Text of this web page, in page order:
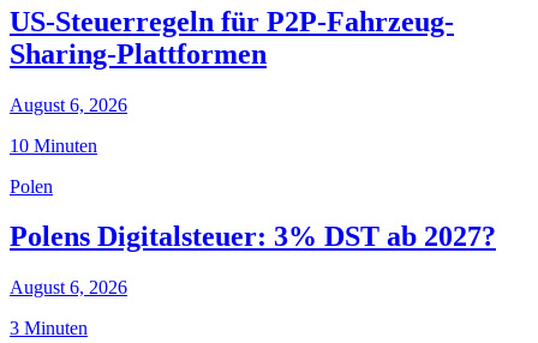
US-Steuerregeln für P2P-Fahrzeug-
Sharing-Plattformen
August 6, 2026
10 Minuten
Polen
Polens Digitalsteuer: 3% DST ab 2027?
August 6, 2026
3 Minuten